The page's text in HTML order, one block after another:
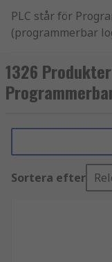
PLC står för
(programmerbar
används inom
övervaka och
PLC är utformad
automatisera
tillförlitlighet och
programmerbar
utmoduler samt
Hur fungerar
1326
Sortera efter